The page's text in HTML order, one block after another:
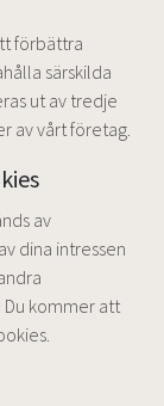
förbättra
särskilda
ut av tredje
av vårt företag.
av
dina intressen
kommer att